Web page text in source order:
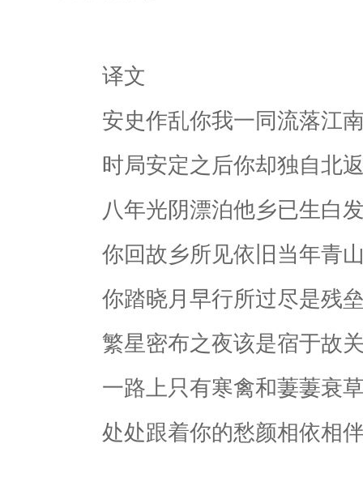
译文
安史作乱你我一同流落江
时局安定之后你却独自北
八年光阴漂泊他乡已生白
你回故乡所见依旧当年青
你踏晓月早行所过尽是残
繁星密布之夜该是宿于故
一路上只有寒禽和萋萋衰
处处跟着你的愁颜相依相